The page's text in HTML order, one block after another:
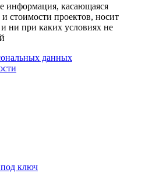
информация, касающаяся
стоимости проектов, носит
ни при каких условиях не
данных
ключ